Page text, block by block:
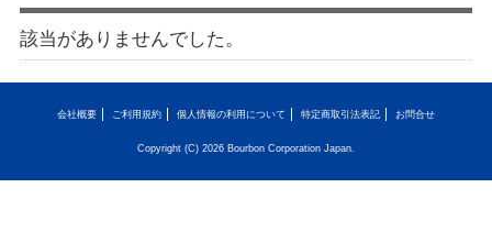
該当がありませんでした。
会社概要 ご利用規約 個人情報の利用について 特定商取引法表記 お問合せ
Copyright (C) 2026 Bourbon Corporation Japan.